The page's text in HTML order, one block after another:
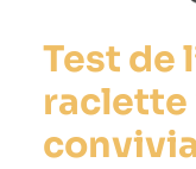
Test de
raclette